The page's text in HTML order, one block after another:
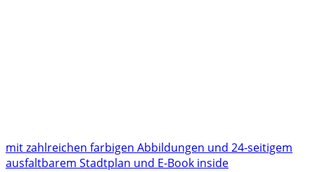
mit zahlreichen farbigen Abbildungen und 24-seitigem
ausfaltbarem Stadtplan und E-Book inside